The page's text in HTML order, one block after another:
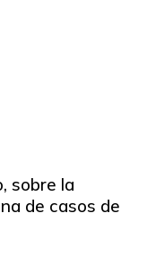
sobre la
de casos de